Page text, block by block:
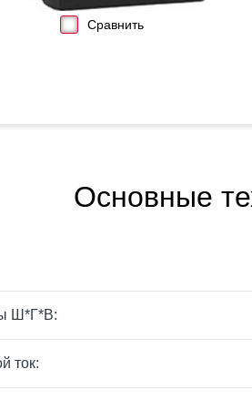
Сравнить
Основные
Ш*Г*В:
ток: